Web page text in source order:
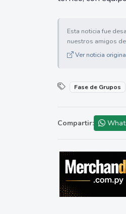
Esta noticia fue
nuestros amigos de
Ver noticia
Fase de Grupos
Compartir: